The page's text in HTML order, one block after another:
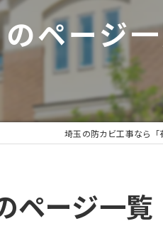
ビ
カビ
るカビ
ートのカビ
消臭
ページ
埼玉の防カビ工事なら「
ページ一覧